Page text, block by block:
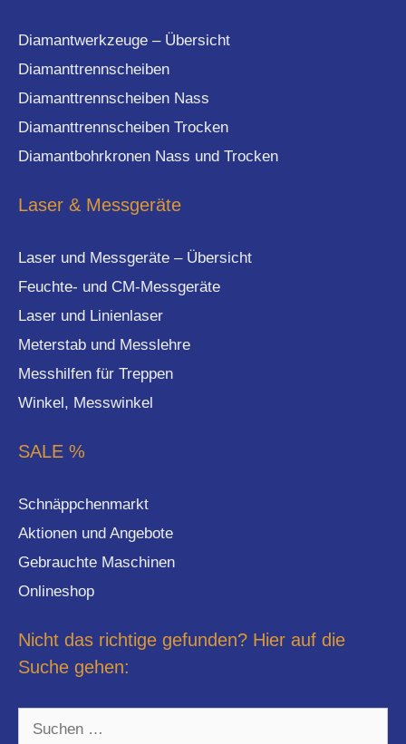
Diamantwerkzeuge – Übersicht
Diamanttrennscheiben
Diamanttrennscheiben Nass
Diamanttrennscheiben Trocken
Diamantbohrkronen Nass und Trocken
Laser & Messgeräte
Laser und Messgeräte – Übersicht
Feuchte- und CM-Messgeräte
Laser und Linienlaser
Meterstab und Messlehre
Messhilfen für Treppen
Winkel, Messwinkel
SALE %
Schnäppchenmarkt
Aktionen und Angebote
Gebrauchte Maschinen
Onlineshop
Nicht das richtige gefunden? Hier auf die
Suche gehen:
Suchen